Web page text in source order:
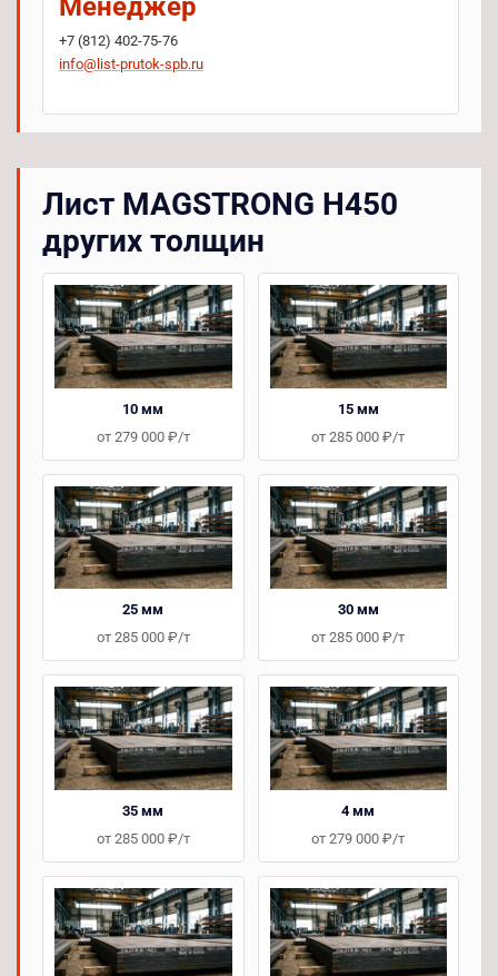
Менеджер
+7 (812) 402-75-76
info@list-prutok-spb.ru
Лист MAGSTRONG H450
других толщин
10 мм
от 279 000 ₽/т
15 мм
от 285 000 ₽/т
25 мм
от 285 000 ₽/т
30 мм
от 285 000 ₽/т
35 мм
от 285 000 ₽/т
4 мм
от 279 000 ₽/т